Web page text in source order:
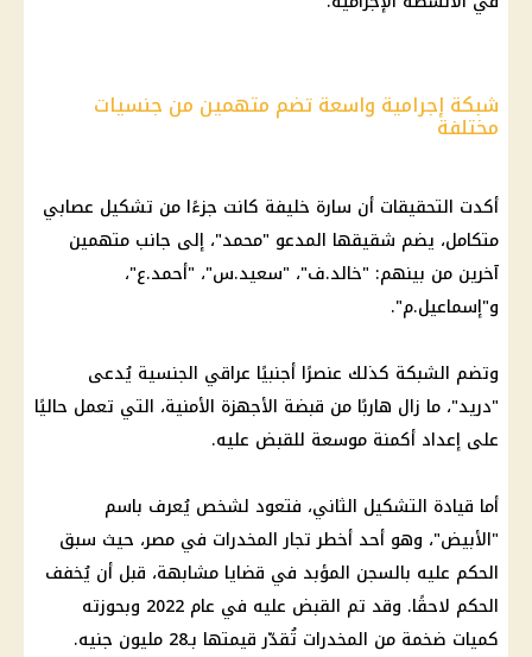
شبكة إجرامية واسعة تضم متهمين من جنسيات
مختلفة
أكدت التحقيقات أن سارة خليفة كانت جزءًا من تشكيل عصابي
متكامل، يضم شقيقها المدعو "محمد"، إلى جانب متهمين
آخرين من بينهم: "خالد.ف"، "سعيد.س"، "أحمد.ع"،
و"إسماعيل.م".
وتضم الشبكة كذلك عنصرًا أجنبيًا عراقي الجنسية يُدعى
"دريد"، ما زال هاربًا من قبضة الأجهزة الأمنية، التي تعمل حاليًا
على إعداد أكمنة موسعة للقبض عليه.
أما قيادة التشكيل الثاني، فتعود لشخص يُعرف باسم
"الأبيض"، وهو أحد أخطر تجار المخدرات في مصر، حيث سبق
الحكم عليه بالسجن المؤبد في قضايا مشابهة، قبل أن يُخفف
الحكم لاحقًا. وقد تم القبض عليه في عام 2022 وبحوزته
كميات ضخمة من المخدرات تُقدّر قيمتها بـ28 مليون جنيه.